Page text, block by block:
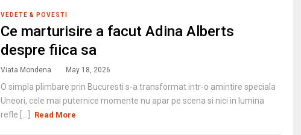
VEDETE & POVESTI
Ce marturisire a facut Adina Alberts
despre fiica sa
Viata Mondena May 18, 2026
O simpla plimbare prin Bucuresti s-a transformat intr-o amintire speciala
Uneori, cele mai puternice momente nu apar pe scena si nici in lumina
refle [...]
Read More